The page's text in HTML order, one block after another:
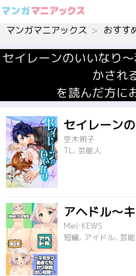
マンガマニアックス おすす
セイレーンのいいなり
かされ
を読んだ方に
空木朔子
TL, 芸能人
Miel･KEWS
短編, アイドル, 芸